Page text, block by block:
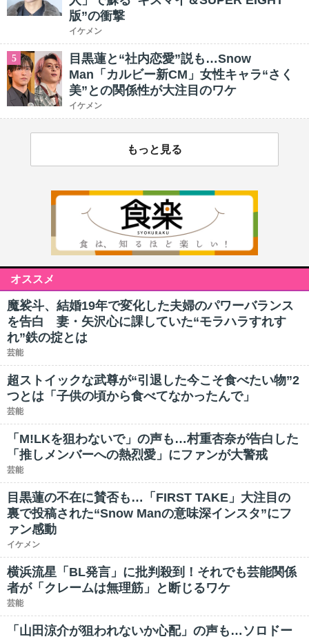
版”の衝撃
イケメン
5
目黒蓮と“社内恋愛”説も…Snow
Man「カルビー新CM」女性キャラ“さく
美”との関係性が大注目のワケ
イケメン
もっと見る
オススメ
魔裟斗、結婚19年で変化した夫婦のパワーバランス
を告白 妻・矢沢心に課していた“モラハラすれす
れ”鉄の掟とは
芸能
超ストイックな武尊が“引退した今こそ食べたい物”2
つとは「子供の頃から食べてなかったんで」
芸能
「M!LKを狙わないで」の声も…村重杏奈が告白した
「推しメンバーへの熱烈愛」にファンが大警戒
芸能
目黒蓮の不在に賛否も…「FIRST TAKE」大注目の
裏で投稿された“Snow Manの意味深インスタ”にフ
ァン感動
イケメン
横浜流星「BL発言」に批判殺到！それでも芸能関係
者が「クレームは無理筋」と断じるワケ
芸能
「山田涼介が狙われないか心配」の声も…ソロドー